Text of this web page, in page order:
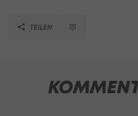
TEILEN